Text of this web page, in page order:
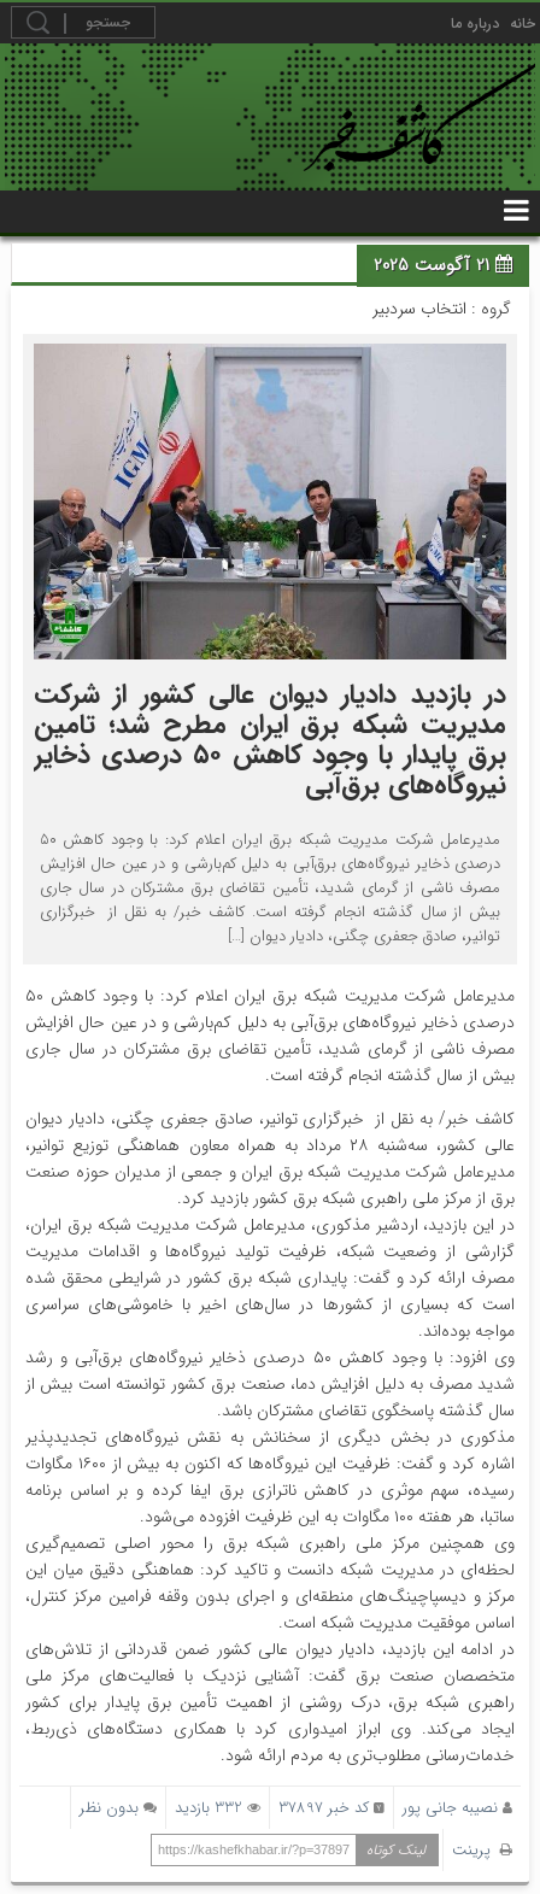
خانه درباره ما
21 آگوست 2025
گروه : انتخاب سردبیر
در بازدید دادیار دیوان عالی کشور از شرکت
مدیریت شبکه برق ایران مطرح شد؛ تامین
برق پایدار با وجود کاهش ۵۰ درصدی ذخایر
نیروگاه‌های برق‌آبی
مدیرعامل شرکت مدیریت شبکه برق ایران اعلام کرد: با وجود کاهش ۵۰
درصدی ذخایر نیروگاه‌های برق‌آبی به دلیل کم‌بارشی و در عین حال افزایش
مصرف ناشی از گرمای شدید، تأمین تقاضای برق مشترکان در سال جاری
بیش از سال گذشته انجام گرفته است. کاشف خبر/ به نقل از خبرگزاری
توانیر، صادق جعفری چگنی، دادیار دیوان […]
مدیرعامل شرکت مدیریت شبکه برق ایران اعلام کرد: با وجود کاهش ۵۰
درصدی ذخایر نیروگاه‌های برق‌آبی به دلیل کم‌بارشی و در عین حال افزایش
مصرف ناشی از گرمای شدید، تأمین تقاضای برق مشترکان در سال جاری
بیش از سال گذشته انجام گرفته است.
کاشف خبر/ به نقل از خبرگزاری توانیر، صادق جعفری چگنی، دادیار دیوان
عالی کشور، سه‌شنبه ۲۸ مرداد به همراه معاون هماهنگی توزیع توانیر،
مدیرعامل شرکت مدیریت شبکه برق ایران و جمعی از مدیران حوزه صنعت
برق از مرکز ملی راهبری شبکه برق کشور بازدید کرد.
در این بازدید، اردشیر مذکوری، مدیرعامل شرکت مدیریت شبکه برق ایران،
گزارشی از وضعیت شبکه، ظرفیت تولید نیروگاه‌ها و اقدامات مدیریت
مصرف ارائه کرد و گفت: پایداری شبکه برق کشور در شرایطی محقق شده
است که بسیاری از کشورها در سال‌های اخیر با خاموشی‌های سراسری
مواجه بوده‌اند.
وی افزود: با وجود کاهش ۵۰ درصدی ذخایر نیروگاه‌های برق‌آبی و رشد
شدید مصرف به دلیل افزایش دما، صنعت برق کشور توانسته است بیش از
سال گذشته پاسخگوی تقاضای مشترکان باشد.
مذکوری در بخش دیگری از سخنانش به نقش نیروگاه‌های تجدیدپذیر
اشاره کرد و گفت: ظرفیت این نیروگاه‌ها که اکنون به بیش از ۱۶۰۰ مگاوات
رسیده، سهم موثری در کاهش ناترازی برق ایفا کرده و بر اساس برنامه
ساتبا، هر هفته ۱۰۰ مگاوات به این ظرفیت افزوده می‌شود.
وی همچنین مرکز ملی راهبری شبکه برق را محور اصلی تصمیم‌گیری
لحظه‌ای در مدیریت شبکه دانست و تاکید کرد: هماهنگی دقیق میان این
مرکز و دیسپاچینگ‌های منطقه‌ای و اجرای بدون وقفه فرامین مرکز کنترل،
اساس موفقیت مدیریت شبکه است.
در ادامه این بازدید، دادیار دیوان عالی کشور ضمن قدردانی از تلاش‌های
متخصصان صنعت برق گفت: آشنایی نزدیک با فعالیت‌های مرکز ملی
راهبری شبکه برق، درک روشنی از اهمیت تأمین برق پایدار برای کشور
ایجاد می‌کند. وی ابراز امیدواری کرد با همکاری دستگاه‌های ذی‌ربط،
خدمات‌رسانی مطلوب‌تری به مردم ارائه شود.
نصیبه جانی پور کد خبر 37897 332 بازدید
بدون نظر
پرینت
لینک کوتاه https://kashefkhabar.ir/?p=37897